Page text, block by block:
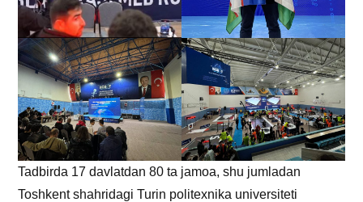
Tadbirda 17 davlatdan 80 ta jamoa, shu jumladan
Toshkent shahridagi Turin politexnika universiteti